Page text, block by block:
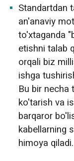
Standartdan
an'anaviy
to'xtaganda
etishni talab
orqali biz
ishga
Bu bir necha
ko'tarish va
barqaror
kabellarning
himoya qiladi.